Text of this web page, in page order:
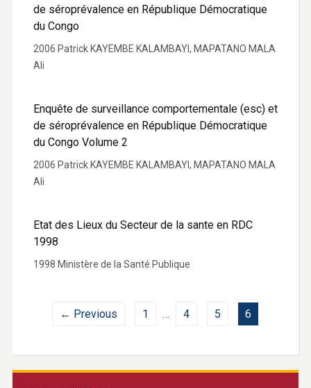
de séroprévalence en République Démocratique
du Congo
2006 Patrick KAYEMBE KALAMBAYI, MAPATANO MALA
Ali
Enquête de surveillance comportementale (esc) et
de séroprévalence en République Démocratique
du Congo Volume 2
2006 Patrick KAYEMBE KALAMBAYI, MAPATANO MALA
Ali
Etat des Lieux du Secteur de la sante en RDC
1998
1998 Ministère de la Santé Publique
← Previous 1 … 4 5 6